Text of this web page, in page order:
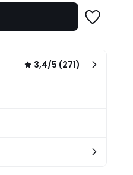
Ajouter
3,4/5 (271)